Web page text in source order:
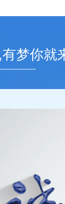
梦你就